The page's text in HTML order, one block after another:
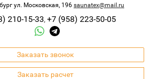
ул. Московская, 196 saunatex@mail.ru
210-15-33, +7 (958) 223-50-05
Заказать звонок
Заказать расчет